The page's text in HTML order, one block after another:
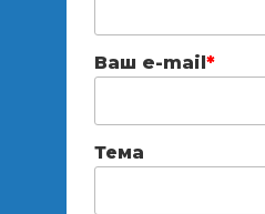
Ваш e-mail *
Тема